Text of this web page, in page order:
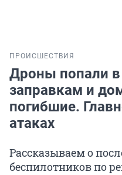
ПРОИСШЕСТВИЯ
Дроны попали в
заправкам и
погибшие.
атаках
Рассказываем о
беспилотников по